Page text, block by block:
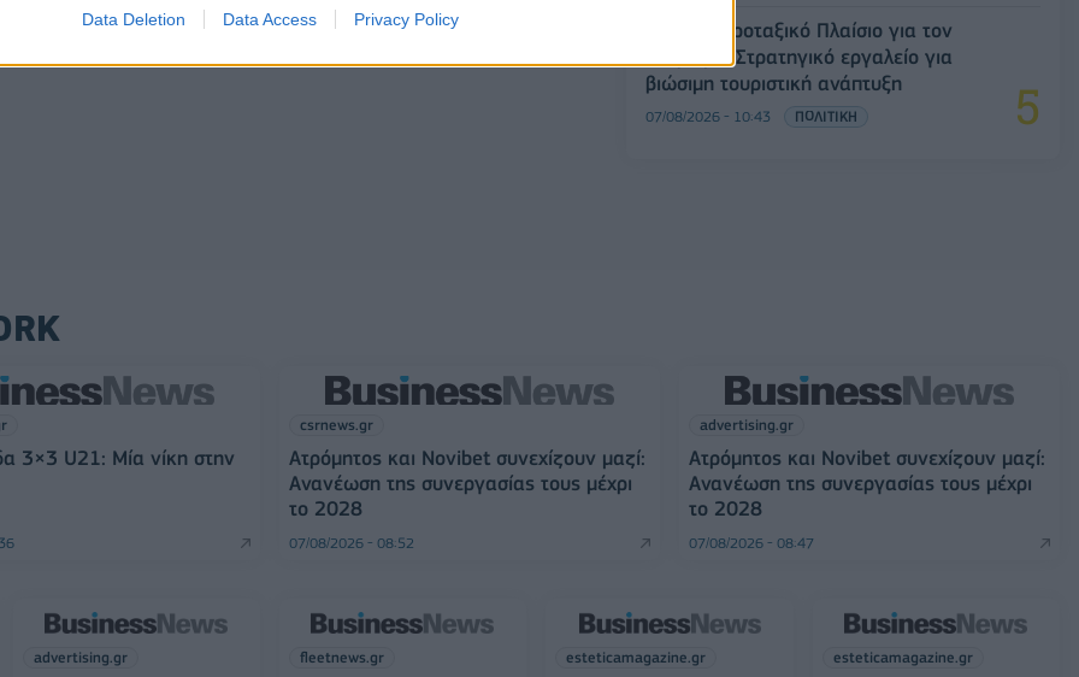
Data Deletion Data Access Privacy Policy
Ειδικό Χωροταξικό Πλαίσιο για τον
Τουρισμό: Στρατηγικό εργαλείο για
βιώσιμη τουριστική ανάπτυξη
07/08/2026 - 10:43 ΠΟΛΙΤΙΚΗ
3×3 U21: Μία νίκη στην
csrnews.gr
Ατρόμητος και Novibet συνεχίζουν μαζί:
Ανανέωση της συνεργασίας τους μέχρι
το 2028
07/08/2026 - 08:52
advertising.gr
Ατρόμητος και Novibet συνεχίζουν μαζί:
Ανανέωση της συνεργασίας τους μέχρι
το 2028
07/08/2026 - 08:47
advertising.gr fleetnews.gr esteticamagazine.gr esteticamagazine.gr